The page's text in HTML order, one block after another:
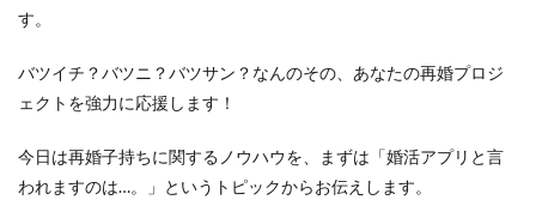
す。
バツイチ？バツニ？バツサン？なんのその、あなたの再婚プロジ
ェクトを強力に応援します！
今日は再婚子持ちに関するノウハウを、まずは「婚活アプリと言
われますのは…。」というトピックからお伝えします。